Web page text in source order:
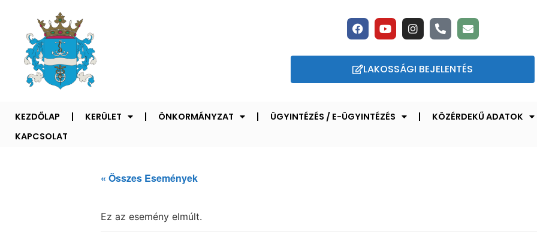
LAKOSSÁGI BEJELENTÉS
KEZDŐLAP KERÜLET ÖNKORMÁNYZAT ÜGYINTÉZÉS / E-ÜGYINTÉZÉS
KÖZÉRDEKŰ ADATOK
KAPCSOLAT
« Összes Események
Ez az esemény elmúlt.